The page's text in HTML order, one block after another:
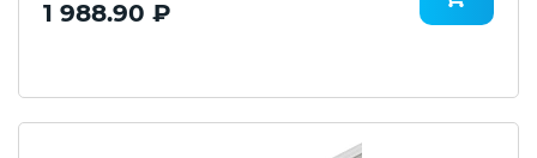
1 988.90 ₽